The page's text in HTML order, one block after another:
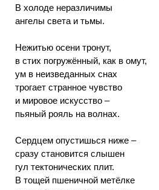
В холоде неразличимы
ангелы света и тьмы.
Нежитью осени тронут,
в стих погружённый, как в омут,
ум в неизведанных снах
трогает странное чувство
и мировое искусство –
пьяный рояль на волнах.
Сердцем опустишься ниже –
сразу становится слышен
гул тектонических плит.
В тощей пшеничной метёлке